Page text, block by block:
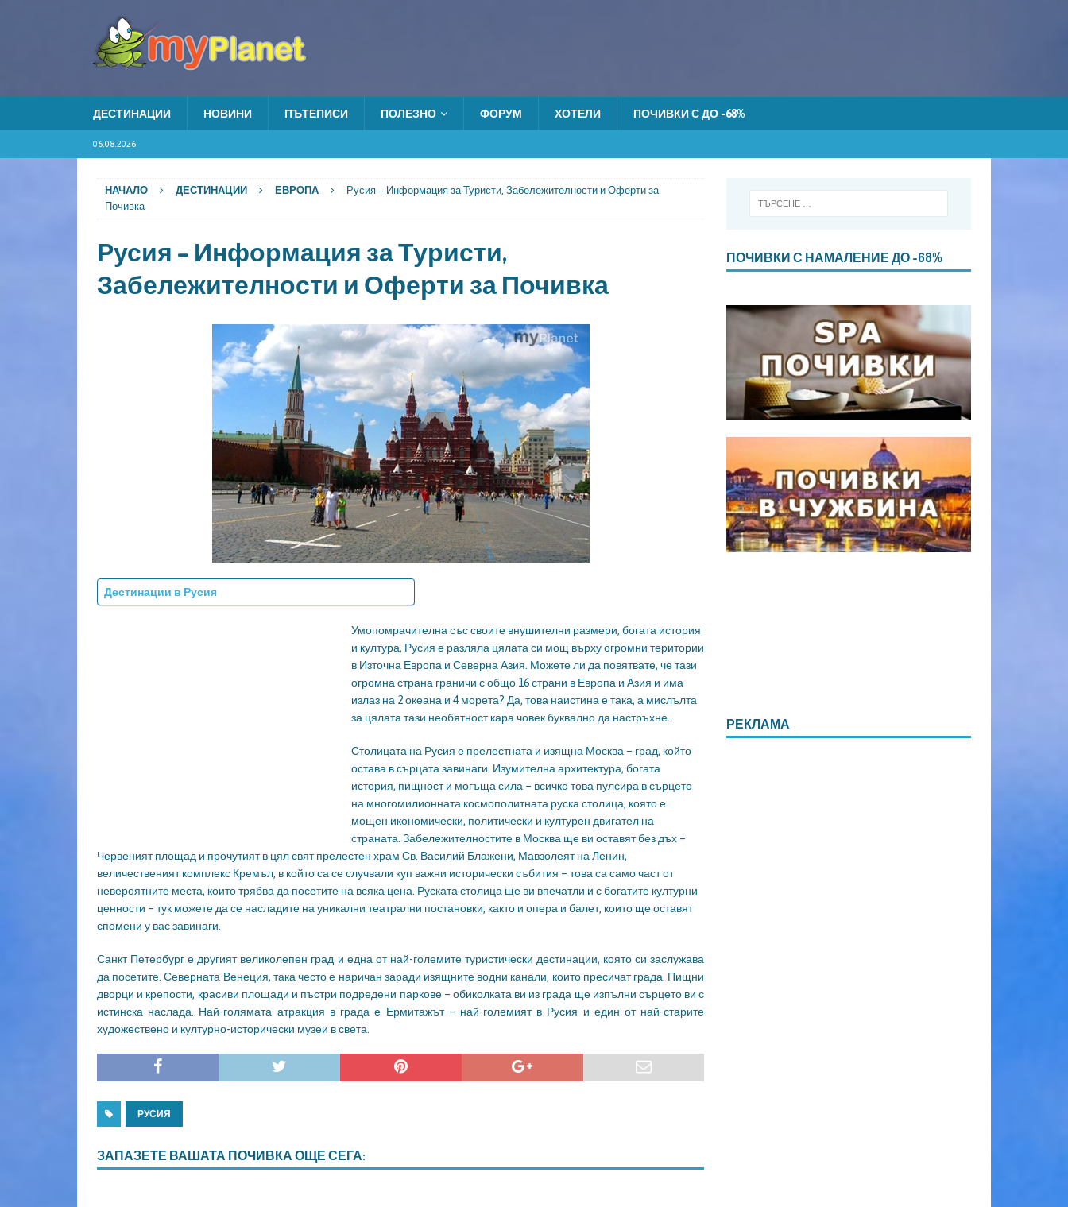
ДЕСТИНАЦИИ НОВИНИ ПЪТЕПИСИ ПОЛЕЗНО ФОРУМ ХОТЕЛИ ПОЧИВКИ С ДО -68%
06.08.2026
НАЧАЛО ДЕСТИНАЦИИ ЕВРОПА
Русия – Информация за Туристи, Забележителности и Оферти за
Почивка
Русия – Информация за Туристи,
Забележителности и Оферти за Почивка
Дестинации в Русия
Умопомрачителна със своите внушителни размери, богата история
и култура, Русия е разляла цялата си мощ върху огромни територии
в Източна Европа и Северна Азия. Можете ли да повятвате, че тази
огромна страна граничи с общо 16 страни в Европа и Азия и има
излаз на 2 океана и 4 морета? Да, това наистина е така, а мислълта
за цялата тази необятност кара човек буквално да настръхне.
Столицата на Русия е прелестната и изящна Москва – град, който
остава в сърцата завинаги. Изумителна архитектура, богата
история, пищност и могъща сила – всичко това пулсира в сърцето
на многомилионната космополитната руска столица, която е
мощен икономически, политически и културен двигател на
страната. Забележителностите в Москва ще ви оставят без дъх –
Червеният площад и прочутият в цял свят прелестен храм Св. Василий Блажени, Мавзолеят на Ленин,
величественият комплекс Кремъл, в който са се случвали куп важни исторически събития – това са само част от
невероятните места, които трябва да посетите на всяка цена. Руската столица ще ви впечатли и с богатите културни
ценности – тук можете да се насладите на уникални театрални постановки, както и опера и балет, които ще оставят
спомени у вас завинаги.
Санкт Петербург е другият великолепен град и една от най-големите туристически дестинации, която си заслужава
да посетите. Северната Венеция, така често е наричан заради изящните водни канали, които пресичат града. Пищни
дворци и крепости, красиви площади и пъстри подредени паркове – обиколката ви из града ще изпълни сърцето ви с
истинска наслада. Най-голямата атракция в града е Ермитажът – най-големият в Русия и един от най-старите
художествено и културно-исторически музеи в света.
РУСИЯ
ЗАПАЗЕТЕ ВАШАТА ПОЧИВКА ОЩЕ СЕГА:
ПОЧИВКИ С НАМАЛЕНИЕ ДО -68%
РЕКЛАМА